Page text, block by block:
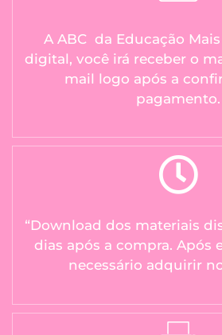
A ABC da Educação
digital, você irá receber o
mail logo após a
pagamento.
“Download dos materiais
dias após a compra. Após
necessário adquirir